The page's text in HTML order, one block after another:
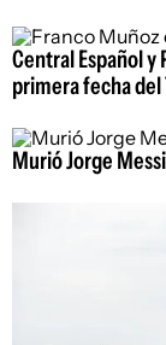
Central Español
primera fecha del
Murió Jorge